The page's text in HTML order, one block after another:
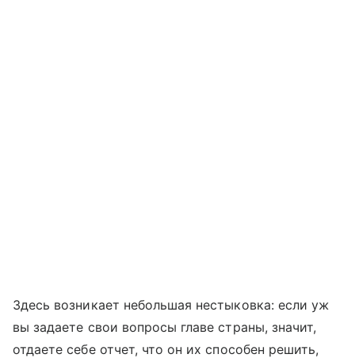
Здесь возникает небольшая нестыковка: если уж
вы задаете свои вопросы главе страны, значит,
отдаете себе отчет, что он их способен решить,